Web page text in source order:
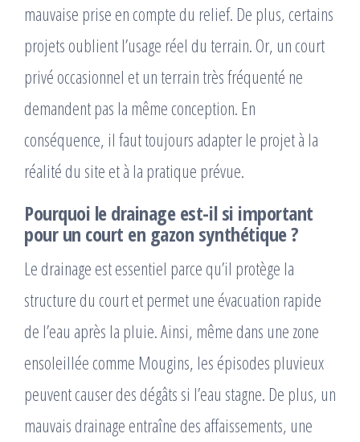
mauvaise prise en compte du relief. De plus, certains
projets oublient l’usage réel du terrain. Or, un court
privé occasionnel et un terrain très fréquenté ne
demandent pas la même conception. En
conséquence, il faut toujours adapter le projet à la
réalité du site et à la pratique prévue.
Pourquoi le drainage est-il si important
pour un court en gazon synthétique ?
Le drainage est essentiel parce qu’il protège la
structure du court et permet une évacuation rapide
de l’eau après la pluie. Ainsi, même dans une zone
ensoleillée comme Mougins, les épisodes pluvieux
peuvent causer des dégâts si l’eau stagne. De plus, un
mauvais drainage entraîne des affaissements, une